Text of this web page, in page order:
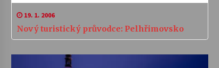
19. 1. 2006
Nový turistický průvodce: Pelhřimovsko